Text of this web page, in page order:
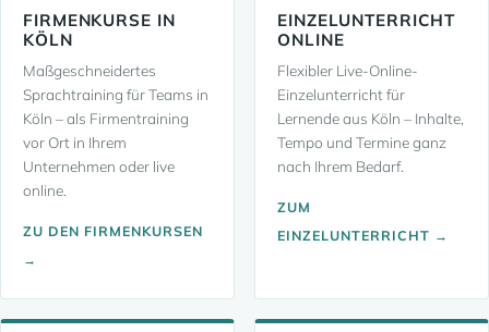
FIRMENKURSE IN
KÖLN
Maßgeschneidertes
Sprachtraining für Teams in
Köln – als Firmentraining
vor Ort in Ihrem
Unternehmen oder live
online.
ZU DEN FIRMENKURSEN
→
EINZELUNTERRICHT
ONLINE
Flexibler Live-Online-
Einzelunterricht für
Lernende aus Köln – Inhalte,
Tempo und Termine ganz
nach Ihrem Bedarf.
ZUM
EINZELUNTERRICHT →